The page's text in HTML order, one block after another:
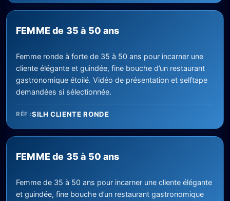
FEMME de 35 à 50 ans
Femme ronde à forte de 35 à 50 ans pour incarner une
cliente élégante et guindée, fine bouche d’un restaurant
gastronomique étoilé. Vidéo de présentation et selftape
demandées si sélectionnée.
RÉF :SILH CLIENTE RONDE
FEMME de 35 à 50 ans
Femme de 35 à 50 ans pour incarner une cliente élégante
et guindée, fine bouche d’un restaurant gastronomique